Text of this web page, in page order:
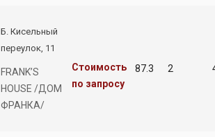
Б. Кисельный
переулок, 11
FRANK’S
HOUSE /ДОМ
ФРАНКА/
Стоимость
по запросу
87.3 2